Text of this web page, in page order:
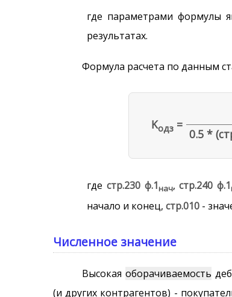
где параметрами формулы
результатах.
Формула расчета по данным
Kодз =
0.5 *
где стр.230 ф.1нач,стр.240 ф.1
начало и конец, стр.010 -
Численное значение
Высокаяоборачиваемость
(и других контрагентов) -